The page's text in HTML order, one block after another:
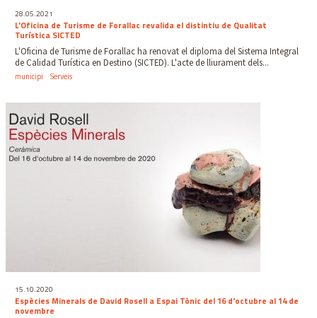
28.05.2021
L'Oficina de Turisme de Forallac revalida el distintiu de Qualitat
Turística SICTED
L'Oficina de Turisme de Forallac ha renovat el diploma del Sistema Integral
de Calidad Turística en Destino (SICTED). L'acte de lliurament dels...
municipi
Serveis
15.10.2020
Espècies Minerals de David Rosell a Espai Tònic del 16 d'octubre al 14 de
novembre